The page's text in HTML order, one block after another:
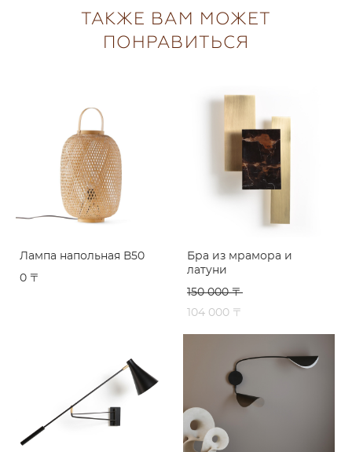
ТАКЖЕ ВАМ МОЖЕТ
ПОНРАВИТЬСЯ
Лампа напольная В50
0 〒
Бра из мрамора и
латуни
150 000 〒
104 000 〒